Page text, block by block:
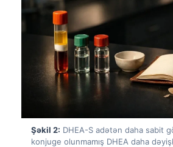
Şəkil 2: DHEA-S adətən daha sabit
konjuge olunmamış DHEA daha